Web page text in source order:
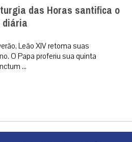
das Horas santifica o
Leão XIV retoma suas
O Papa proferiu sua quinta
...